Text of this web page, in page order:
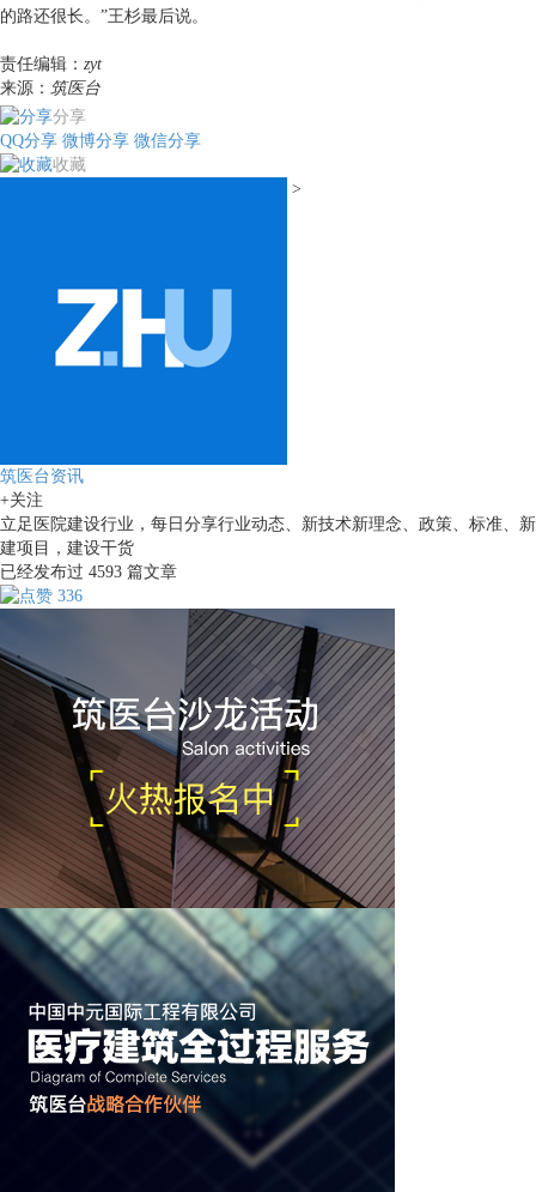
的路还很长。”王杉最后说。
责任编辑： zyt
来源： 筑医台
分享
QQ分享 微博分享 微信分享
收藏
>
筑医台资讯
+关注
立足医院建设行业，每日分享行业动态、新技术新理念、政策、标准、新
建项目，建设干货
已经发布过 4593 篇文章
336